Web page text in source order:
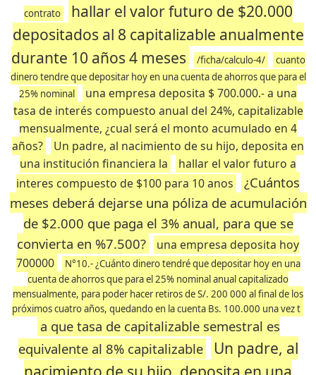
contrato
hallar el valor futuro de $20.000
depositados al 8 capitalizable anualmente
durante 10 años 4 meses
/ficha/calculo-4/
cuanto
dinero tendre que depositar hoy en una cuenta de ahorros que para el
25% nominal
una empresa deposita $ 700.000.- a una
tasa de interés compuesto anual del 24%, capitalizable
mensualmente, ¿cual será el monto acumulado en 4
años?
Un padre, al nacimiento de su hijo, deposita en
una institución financiera la
hallar el valor futuro a
interes compuesto de $100 para 10 anos
¿Cuántos
meses deberá dejarse una póliza de acumulación
de $2.000 que paga el 3% anual, para que se
convierta en %7.500?
una empresa deposita hoy
700000
N°10.- ¿Cuánto dinero tendré que depositar hoy en una
cuenta de ahorros que para el 25% nominal anual capitalizado
mensualmente, para poder hacer retiros de S/. 200 000 al final de los
próximos cuatro años, quedando en la cuenta Bs. 100.000 una vez t
a que tasa de capitalizable semestral es
equivalente al 8% capitalizable
Un padre, al